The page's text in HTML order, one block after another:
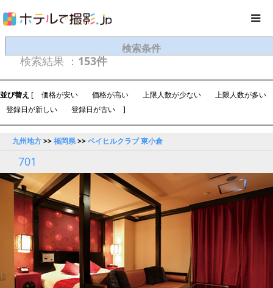
検索条件
検索結果 ： 153件
並び替え [ 価格が安い 価格が高い 上限人数が少ない
上限人数が多い
登録日が新しい
登録日が古い ]
九州地方>>福岡県>>ベイヒルクラブ 東小倉
701